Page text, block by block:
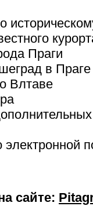
Праги
в Праге
Влтаве
сайте: